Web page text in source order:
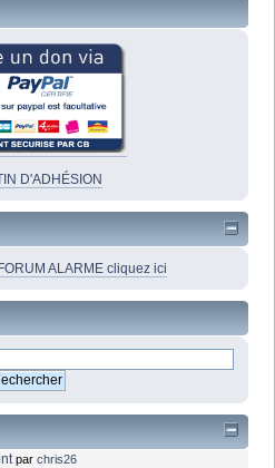
D'ADHÉSION
ALARME cliquez ici
parchris26